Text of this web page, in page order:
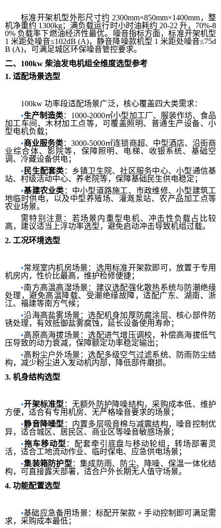
标准开架机型外形尺寸约 2300mm×850mm×1400mm，整
机净重约 1300kg；满负载运行时小时油耗约 20-22 升，70%-8
0% 负载率下燃油经济性最优。噪音指标方面，标准开架机型
1 米距处噪音≤102dB (A)，静音降噪款机型 1 米距处噪音≤75d
B (A)，可满足城区环保噪音管控要求。
二、 100kw 柴油发电机组全维度选型参考
1. 适配场景选型
100kw 功率段适配场景广泛，核心覆盖四大类需求：
•生产制造类：1000-2000㎡小型加工厂、服装作坊、食品
加工车间、木材加工点等，可覆盖照明、普通生产设备、小
型电机负载；
•商业服务类：3000-5000㎡连锁商超、中型酒店、沿街商
业综合体、影院等，保障照明、电梯、收银系统、基础空
调、冷藏设备供电；
• 民生配套类 ：乡镇卫生院、社区服务中心、小型通信基
站、村级活动中心、养老院等，保障基础民生供电稳定；
•基建农业类 ：中小型道路施工、市政维修、小型建筑工
地临时供电，以及中型养殖场、灌溉泵站、农产品加工点等
农业场景。
需特别注意：若场景内重型电机、冲击性负载占比较
高，建议适当上浮功率选型，避免启动冲击导致机组过载。
2. 工况环境选型
•常规室内机房场景：选用标准开架款即可，放置于专用
机房内，性价比最高，维护检修便捷；
•南方高温高湿场景：建议选配强化散热系统与防潮绝缘
处理，避免高温降载、受潮绝缘故障，适配广东、湖南、浙
江、福建等南方气候；
•沿海高盐雾场景：选配机身加厚防腐涂层、核心部件防
锈处理，有效抵御盐雾腐蚀，延长设备使用寿命；
•高原高海拔场景：选配进气增压调校，补偿高海拔低气
压导致的动力衰减，保障额定功率稳定输出；
•高粉尘户外场景：选配多级空气过滤系统、防雨防尘结
构，减少粉尘进入发动机内部，降低部件磨损。
3. 机身结构选型
•开架标准型 ：无额外防护降噪结构，采购成本低、维护
方便，适合有专用机房、无严格噪音要求的场景；
•静音降噪型 ：内置多层吸音棉与减震结构，噪音控制优
异，适合城区、居民区、商业区等噪音敏感场景；
•拖车移动型 ：配套牵引底盘与移动轮组，转场部署灵
活，适合工地流动作业、临时保电、应急供电场景；
•集装箱防护型 ：集成防雨、防尘、降噪、保温一体化结
构，可直接露天部署，适合户外长期无人值守场景。
4. 功能配置选型
•基础应急备用场景：标配开架款 + 手动控制即可满足需
求，采购成本最低；